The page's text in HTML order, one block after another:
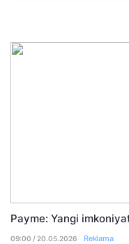
Payme: Yangi
09:00 / 20.05.2026 Reklama